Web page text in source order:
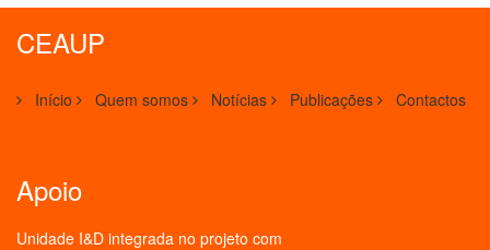
CEAUP
Início Quem somos Notícias Publicações Contactos
Apoio
Unidade I&D integrada no projeto com